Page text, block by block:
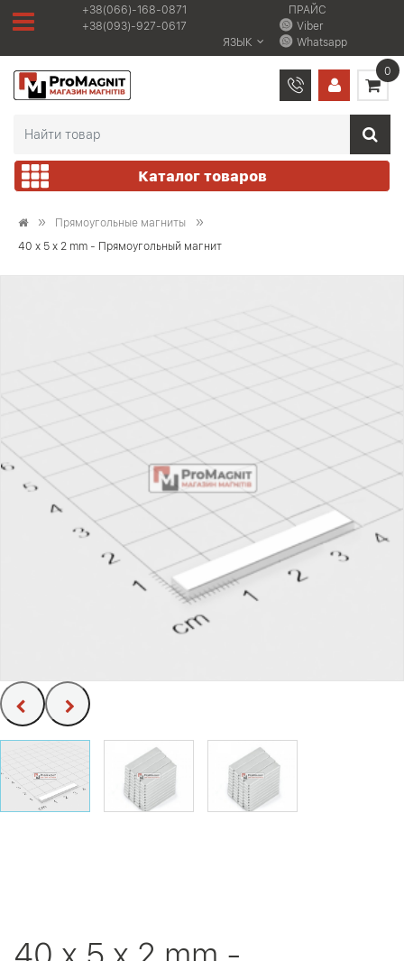
+38(066)-168-0871
+38(093)-927-0617
ЯЗЫК
ПРАЙС
Viber
Whatsapp
Каталог товаров
0
Прямоугольные магниты
40 x 5 x 2 mm - Прямоугольный магнит